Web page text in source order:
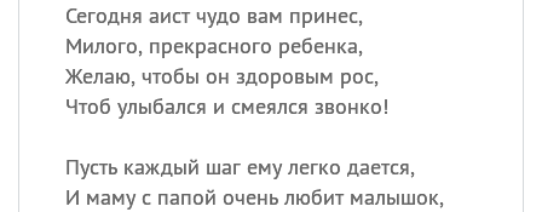
Сегодня аист чудо вам принес,
Милого, прекрасного ребенка,
Желаю, чтобы он здоровым рос,
Чтоб улыбался и смеялся звонко!
Пусть каждый шаг ему легко дается,
И маму с папой очень любит малышок,